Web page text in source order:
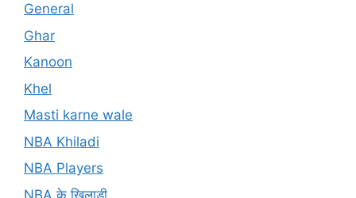
General
Ghar
Kanoon
Khel
Masti karne wale
NBA Khiladi
NBA Players
NBA के खिलाड़ी